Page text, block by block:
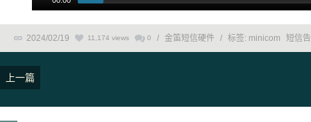
2024/02/19 11,174 views 0 / 金笛短信硬件 / 标签: minicom 短信
上一篇